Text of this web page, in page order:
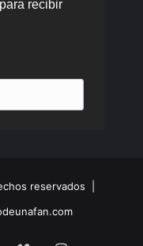
reservados |